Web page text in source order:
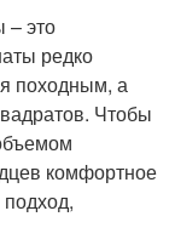
– это
редко
походным, а
Чтобы
комфортное